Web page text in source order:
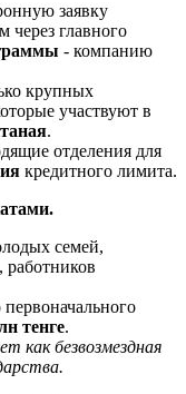
заявку
через главного
- компанию
крупных
участвуют в
.
отделения для
кредитного лимита.
семей,
работников
тенге.
как безвозмездная